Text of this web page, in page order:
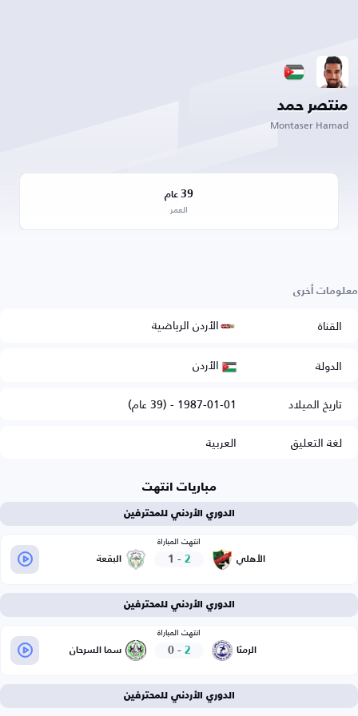
منتصر حمد
Montaser Hamad
39 عام
العمر
معلومات أخرى
القناة
الأردن الرياضية
الدولة
الأردن
تاريخ الميلاد
1987-01-01 - (39 عام)
لغة التعليق
العربية
مباريات انتهت
الدوري الأردني للمحترفين
الأهلي
انتهت المباراة
2
-
1 البقعة
الدوري الأردني للمحترفين
الرمثا
انتهت المباراة
2
-
0 سما السرحان
الدوري الأردني للمحترفين